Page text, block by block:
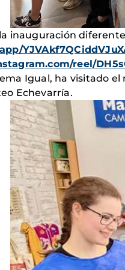
inauguración
reel/
Igual, ha visitado
Echevarría.